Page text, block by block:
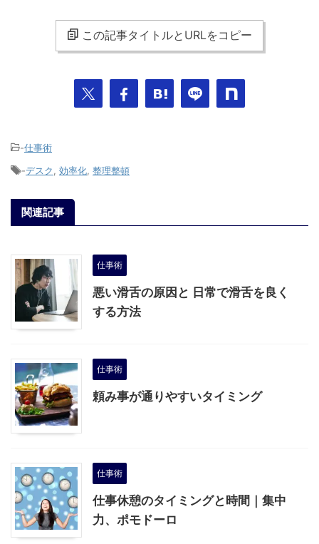
この記事タイトルとURLをコピー
-仕事術
-デスク 効率化 整理整頓
関連記事
仕事術
悪い滑舌の原因と 日常で滑舌を良く
する方法
仕事術
頼み事が通りやすいタイミング
仕事術
仕事休憩のタイミングと時間｜集中
力、ポモドーロ